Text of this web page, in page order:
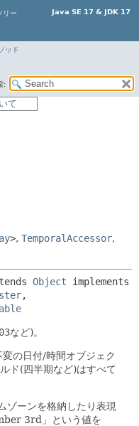
Java SE 17 & JDK 17
リー
ッド
:
て
>, TemporalAccessor,
Object
など)。
の日付/時間オブジェク
ド(四半期など)はすべて
ゾーンを格納したり表現
3rd」という値を